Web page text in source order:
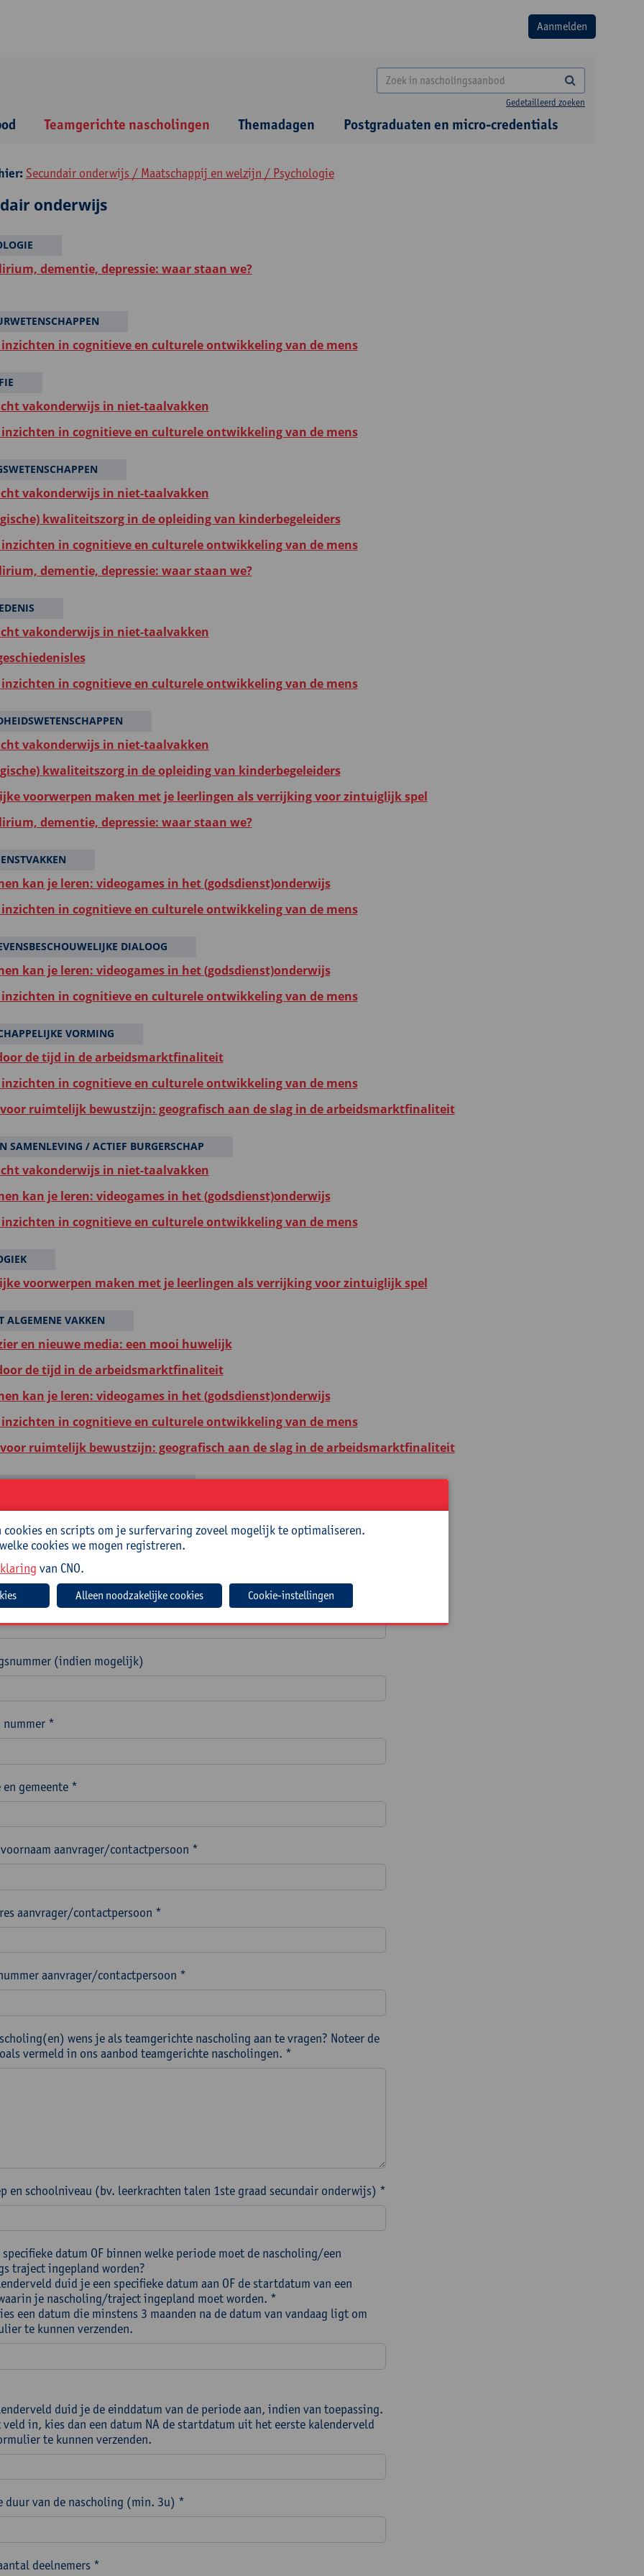
Gedetailleerd zoeken
Teamgerichte nascholingen Themadagen Postgraduaten en micro-credentials
Secundair onderwijs / Maatschappij en welzijn / Psychologie
onderwijs
dementie, depressie: waar staan we?
in cognitieve en culturele ontwikkeling van de mens
vakonderwijs in niet-taalvakken
in cognitieve en culturele ontwikkeling van de mens
vakonderwijs in niet-taalvakken
kwaliteitszorg in de opleiding van kinderbegeleiders
in cognitieve en culturele ontwikkeling van de mens
dementie, depressie: waar staan we?
vakonderwijs in niet-taalvakken
in cognitieve en culturele ontwikkeling van de mens
vakonderwijs in niet-taalvakken
kwaliteitszorg in de opleiding van kinderbegeleiders
voorwerpen maken met je leerlingen als verrijking voor zintuiglijk spel
dementie, depressie: waar staan we?
kan je leren: videogames in het (godsdienst)onderwijs
in cognitieve en culturele ontwikkeling van de mens
DIALOOG
kan je leren: videogames in het (godsdienst)onderwijs
in cognitieve en culturele ontwikkeling van de mens
VORMING
de tijd in de arbeidsmarktfinaliteit
in cognitieve en culturele ontwikkeling van de mens
ruimtelijk bewustzijn: geografisch aan de slag in de arbeidsmarktfinaliteit
SAMENLEVING / ACTIEF BURGERSCHAP
vakonderwijs in niet-taalvakken
kan je leren: videogames in het (godsdienst)onderwijs
in cognitieve en culturele ontwikkeling van de mens
voorwerpen maken met je leerlingen als verrijking voor zintuiglijk spel
ALGEMENE VAKKEN
en nieuwe media: een mooi huwelijk
de tijd in de arbeidsmarktfinaliteit
kan je leren: videogames in het (godsdienst)onderwijs
in cognitieve en culturele ontwikkeling van de mens
ruimtelijk bewustzijn: geografisch aan de slag in de arbeidsmarktfinaliteit
kan je leren: videogames in het (godsdienst)onderwijs
dementie, depressie: waar staan we?
de school, scholengemeenschap of scholengroep *
(indien mogelijk)
nummer *
en gemeente *
voornaam aanvrager/contactpersoon *
aanvrager/contactpersoon *
aanvrager/contactpersoon *
wens je als teamgerichte nascholing aan te vragen? Noteer de
vermeld in ons aanbod teamgerichte nascholingen. *
en schoolniveau (bv. leerkrachten talen 1ste graad secundair onderwijs) *
specifieke datum OF binnen welke periode moet de nascholing/een
traject ingepland worden?
duid je een specifieke datum aan OF de startdatum van een
je nascholing/traject ingepland moet worden. *
een datum die minstens 3 maanden na de datum van vandaag ligt om
te kunnen verzenden.
duid je de einddatum van de periode aan, indien van toepassing.
in, kies dan een datum NA de startdatum uit het eerste kalenderveld
te kunnen verzenden.
duur van de nascholing (min. 3u) *
deelnemers *
cookies en scripts om je surfervaring zoveel mogelijk te optimaliseren.
cookies we mogen registreren.
van CNO.
Cookie-instellingen